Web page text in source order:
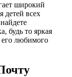
широкий
детей всех
будь то яркая
любимого